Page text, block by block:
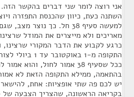
אני רוצה לומר שני דברים בהקשר
השתנה כעת, כיוון שהכנסת התפזרה
למעשה סעיף 38 חל. כך נוצר
מאריכים ולא מייצרים את המודל
כרגע לקבוע את הדבר המקורי שרצינו,
התקופה מ-1
ככל שסעיף 38 אמור לחול,
בהתאמה, ממילא התקופה הזאת לא
יש לכם פה שתי אופציות: אחת,